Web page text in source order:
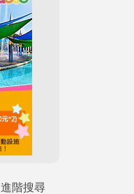
進階搜尋